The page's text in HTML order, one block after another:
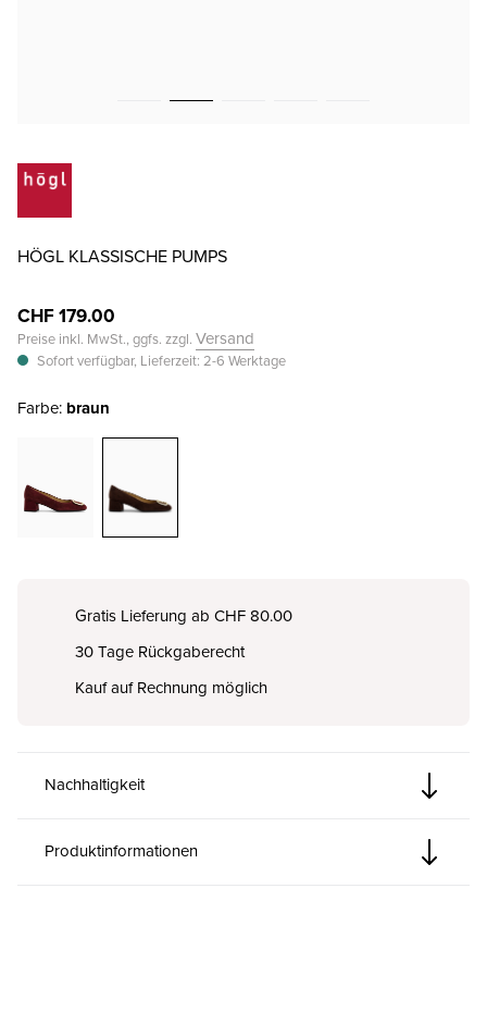
HÖGL KLASSISCHE PUMPS
CHF 179.00
Preise inkl. MwSt., ggfs. zzgl. Versand
Sofort verfügbar, Lieferzeit: 2-6 Werktage
Farbe: braun
Gratis Lieferung ab CHF 80.00
30 Tage Rückgaberecht
Kauf auf Rechnung möglich
Nachhaltigkeit
Produktinformationen